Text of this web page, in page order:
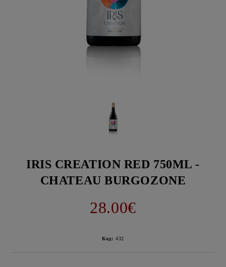
IRIS CREATION RED 750ML -
CHATEAU BURGOZONE
28.00€
Код: 432